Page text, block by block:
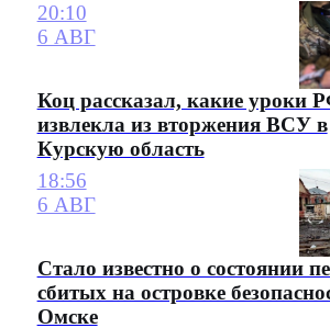
20:10
6 АВГ
Коц рассказал, какие уроки
извлекла из вторжения ВСУ в
Курскую область
18:56
6 АВГ
Стало известно о состоянии
сбитых на островке
Омске